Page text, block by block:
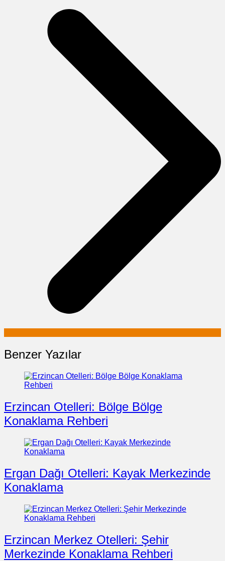
Benzer Yazılar
Erzincan Otelleri: Bölge Bölge
Konaklama Rehberi
Ergan Dağı Otelleri: Kayak Merkezinde
Konaklama
Erzincan Merkez Otelleri: Şehir
Merkezinde Konaklama Rehberi